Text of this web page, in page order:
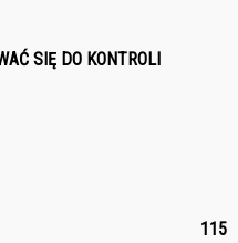
SIĘ DO KONTROLI
115